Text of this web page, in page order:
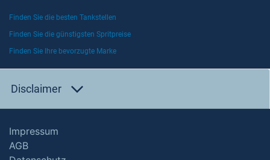
Finden Sie die besten Tankstellen
Finden Sie die günstigsten Spritpreise
Finden Sie Ihre bevorzugte Marke
Disclaimer
Impressum
AGB